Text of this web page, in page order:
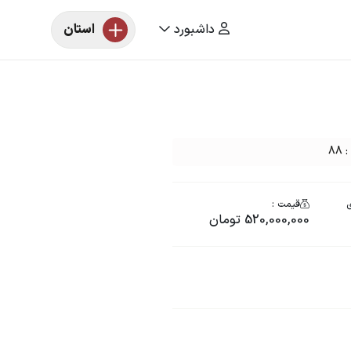
داشبورد استان
قیمت :
520,000,000 تومان